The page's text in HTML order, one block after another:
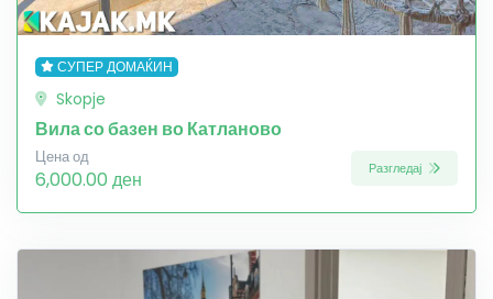
СУПЕР ДОМАЌИН
Skopje
Вила со базен во Катланово
Цена од
6,000.00 ден Разгледај